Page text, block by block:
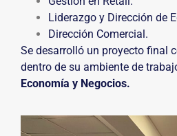
Liderazgo y Dirección de
Dirección Comercial.
Se desarrolló un proyecto final
dentro de su ambiente de
Economía y Negocios.